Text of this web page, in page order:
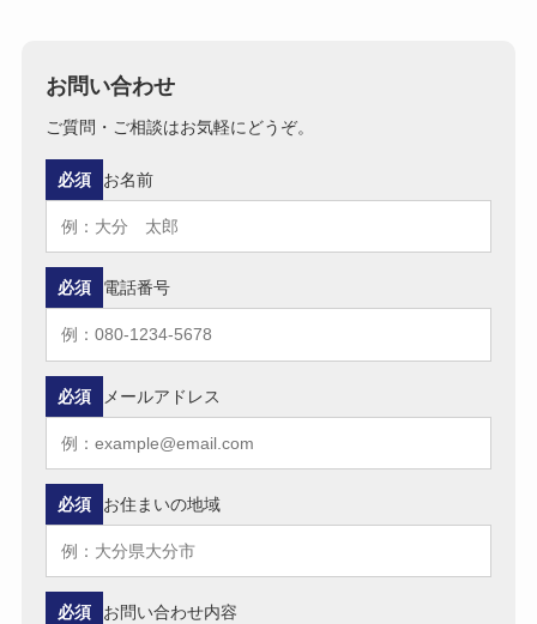
お問い合わせ
ご質問・ご相談はお気軽にどうぞ。
お名前
必須
電話番号
必須
メールアドレス
必須
お住まいの地域
必須
お問い合わせ内容
必須